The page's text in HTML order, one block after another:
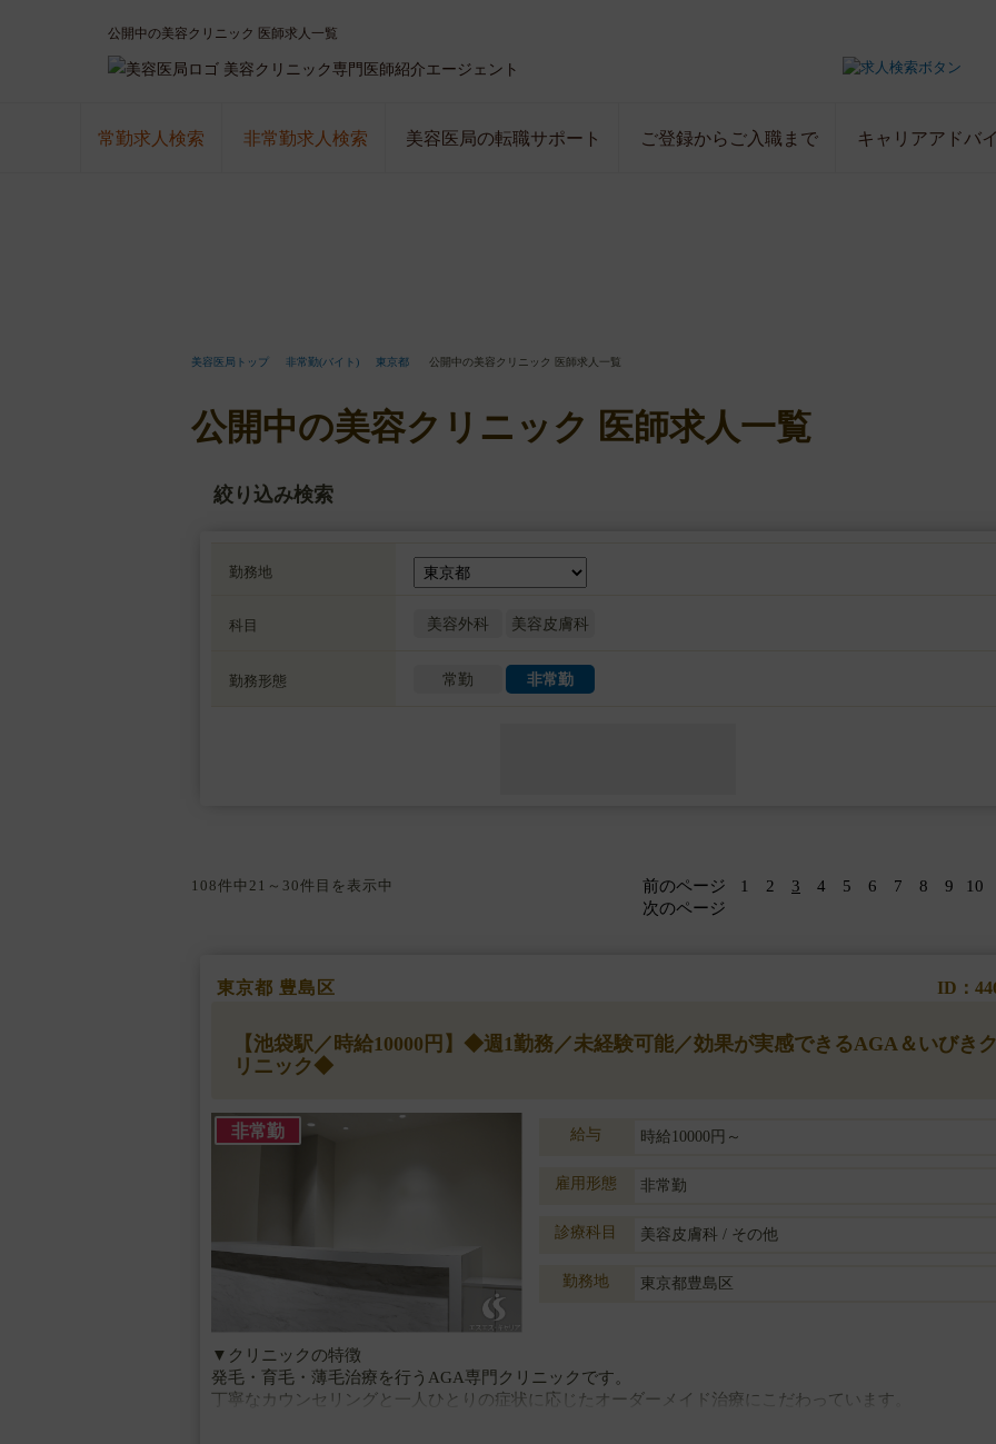
公開中の美容クリニック 医師求人一覧
美容クリニック専門医師紹介エージェント
常勤求人検索 非常勤求人検索 美容医局の転職サポート ご登録からご入職まで キャリアアドバ
美容医局トップ 非常勤(バイト) 東京都 公開中の美容クリニック 医師求人一覧
公開中の美容クリニック 医師求人一覧
絞り込み検索
勤務地
科目 美容外科 美容皮膚科
勤務形態 常勤 非常勤
108件中21～30件目を表示中 前のページ 1 2 3 4 5 6 7 8 9
10
次のページ
東京都 豊島区 ID：
【池袋駅／時給10000円】◆週1勤務／未経験可能／効果が実感できるAGA＆いびき
リニック◆
非常勤 給与 時給10000円～
雇用形態 非常勤
診療科目 美容皮膚科 / その他
勤務地 東京都豊島区
▼クリニックの特徴
発毛・育毛・薄毛治療を行うAGA専門クリニックです。
丁寧なカウンセリングと一人ひとりの症状に応じたオーダーメイド治療にこだわっています。